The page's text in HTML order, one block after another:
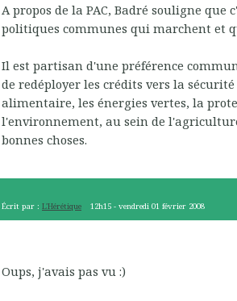
A propos de la PAC, Badré souligne que
politiques communes qui marchent et
Il est partisan d'une préférence
de redéployer les crédits vers la
alimentaire, les énergies vertes, la
l'environnement, au sein de
bonnes choses.
Écrit par : L'Hérétique 12h15 -vendredi 01 février 2008
Oups, j'avais pas vu :)